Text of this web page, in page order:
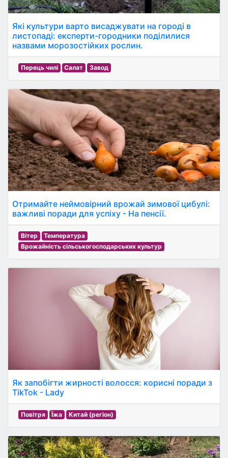
Які культури варто висаджувати на городі в
листопаді: експерти-городники поділилися
назвами морозостійких рослин.
Перець чилі Салат Завод
Отримайте неймовірний врожай зимової цибулі:
важливі поради для успіху - На пенсії.
Вітер
Температура
Врожайність сільськогосподарських культур
Як запобігти жирності волосся: корисні поради з
TikTok - Lady
Повітря Їжа Китай (регіон)